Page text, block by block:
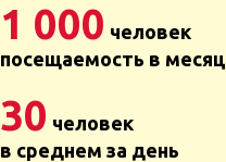
1 000 человек
посещаемость в месяц
30 человек
в среднем за день